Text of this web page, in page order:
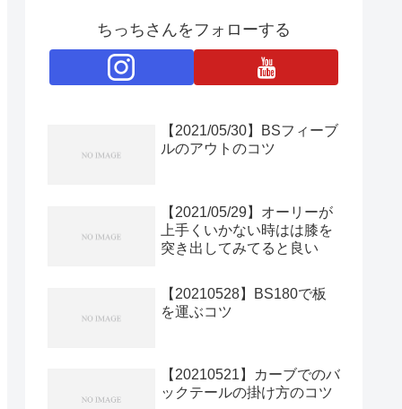
ちっちさんをフォローする
【2021/05/30】BSフィーブ
ルのアウトのコツ
【2021/05/29】オーリーが
上手くいかない時はは膝を
突き出してみてると良い
【20210528】BS180で板
を運ぶコツ
【20210521】カーブでのバ
ックテールの掛け方のコツ